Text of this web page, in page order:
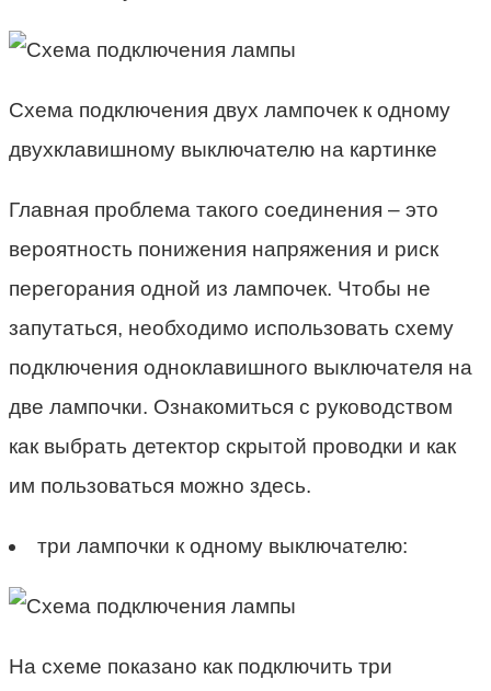
Схема подключения двух лампочек к одному
двухклавишному выключателю на картинке
Главная проблема такого соединения – это
вероятность понижения напряжения и риск
перегорания одной из лампочек. Чтобы не
запутаться, необходимо использовать схему
подключения одноклавишного выключателя на
две лампочки. Ознакомиться с руководством
как выбрать детектор скрытой проводки и как
им пользоваться можно здесь.
три лампочки к одному выключателю:
На схеме показано как подключить три